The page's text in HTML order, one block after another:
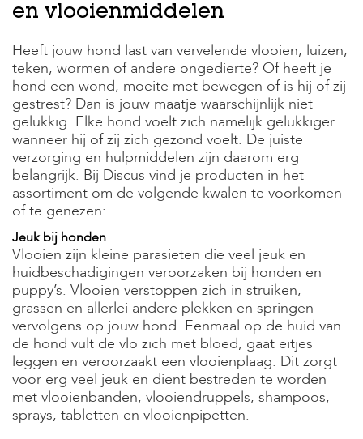
en vlooienmiddelen
Heeft jouw hond last van vervelende vlooien, luizen,
teken, wormen of andere ongedierte? Of heeft je
hond een wond, moeite met bewegen of is hij of zij
gestrest? Dan is jouw maatje waarschijnlijk niet
gelukkig. Elke hond voelt zich namelijk gelukkiger
wanneer hij of zij zich gezond voelt. De juiste
verzorging en hulpmiddelen zijn daarom erg
belangrijk. Bij Discus vind je producten in het
assortiment om de volgende kwalen te voorkomen
of te genezen:
Jeuk bij honden
Vlooien zijn kleine parasieten die veel jeuk en
huidbeschadigingen veroorzaken bij honden en
puppy’s. Vlooien verstoppen zich in struiken,
grassen en allerlei andere plekken en springen
vervolgens op jouw hond. Eenmaal op de huid van
de hond vult de vlo zich met bloed, gaat eitjes
leggen en veroorzaakt een vlooienplaag. Dit zorgt
voor erg veel jeuk en dient bestreden te worden
met vlooienbanden, vlooiendruppels, shampoos,
sprays, tabletten en vlooienpipetten.